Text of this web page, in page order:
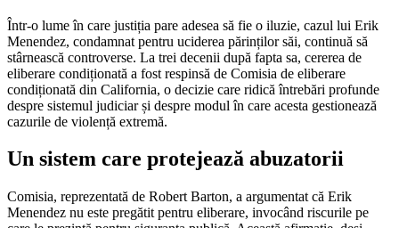
Într-o lume în care justiția pare adesea să fie o iluzie, cazul lui Erik
Menendez, condamnat pentru uciderea părinților săi, continuă să
stârnească controverse. La trei decenii după fapta sa, cererea de
eliberare condiționată a fost respinsă de Comisia de eliberare
condiționată din California, o decizie care ridică întrebări profunde
despre sistemul judiciar și despre modul în care acesta gestionează
cazurile de violență extremă.
Un sistem care protejează abuzatorii
Comisia, reprezentată de Robert Barton, a argumentat că Erik
Menendez nu este pregătit pentru eliberare, invocând riscurile pe